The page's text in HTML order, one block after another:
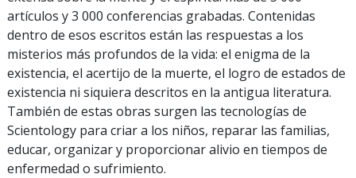
artículos y 3 000 conferencias grabadas. Contenidas
dentro de esos escritos están las respuestas a los
misterios más profundos de la vida: el enigma de la
existencia, el acertijo de la muerte, el logro de estados de
existencia ni siquiera descritos en la antigua literatura.
También de estas obras surgen las tecnologías de
Scientology para criar a los niños, reparar las familias,
educar, organizar y proporcionar alivio en tiempos de
enfermedad o sufrimiento.